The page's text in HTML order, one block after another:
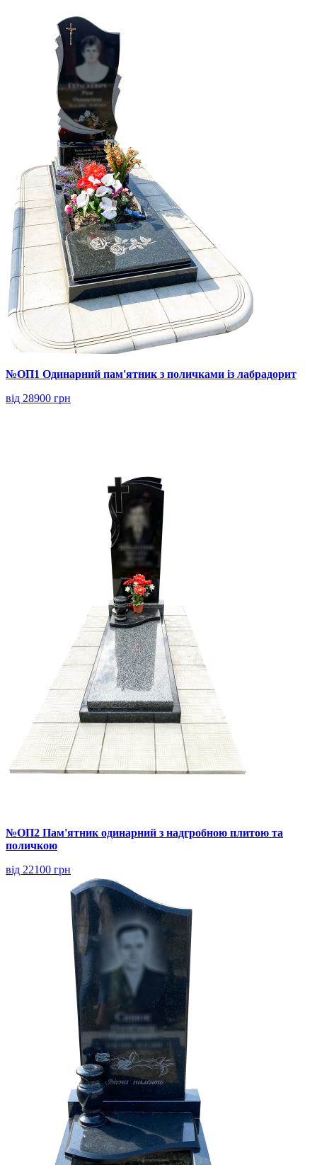
№ОП1 Одинарний пам'ятник з поличками із лабрадорит
від 28900 грн
№ОП2 Пам'ятник одинарний з надгробною плитою та
поличкою
від 22100 грн